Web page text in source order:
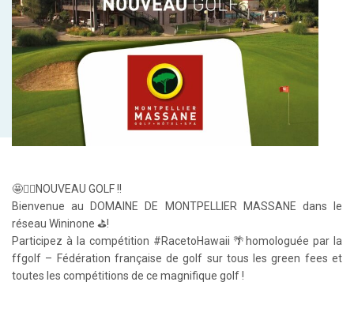
🤩🏌️‍♀️NOUVEAU GOLF !!
Bienvenue au DOMAINE DE MONTPELLIER MASSANE dans le
réseau Wininone ⛳️!
Participez à la compétition #RacetoHawaii 🌴homologuée par la
ffgolf – Fédération française de golf sur tous les green fees et
toutes les compétitions de ce magnifique golf !